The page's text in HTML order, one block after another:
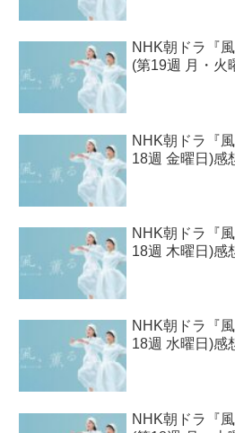
NHK朝ドラ『
(第19週 月・火
NHK朝ドラ『
18週 金曜日)感
NHK朝ドラ『
18週 木曜日)感
NHK朝ドラ『
18週 水曜日)感
NHK朝ドラ『